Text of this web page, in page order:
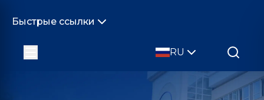
Быстрые ссылки
RU